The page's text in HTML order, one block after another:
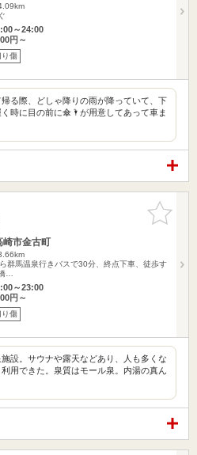
～24:00
円～
り傷
る際、どしゃ降りの雨が降っていて、下
時に目の前に傘🌂が用意してあって車ま
お気に入
りに追加
崎市金古町
群馬温泉行きバスで30分、終点下車、徒歩す
…
～23:00
円～
り傷
設。サウナや露天などあり、人も多くな
用できた。泉質はモール泉。内湯の真ん